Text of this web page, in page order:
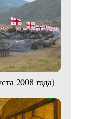
2008 года)